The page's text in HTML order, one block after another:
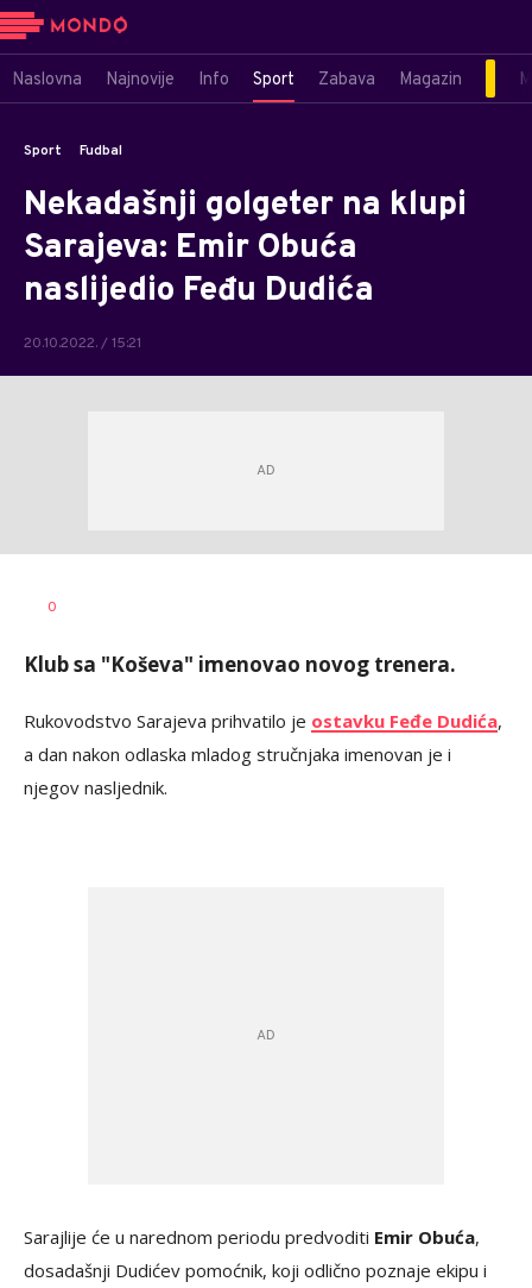
Naslovna Najnovije Info Sport Zabava Magazin
Sport Fudbal
Nekadašnji golgeter na klupi
Sarajeva: Emir Obuća
naslijedio Feđu Dudića
20.10.2022. / 15:21
AUTOR
0
Klub sa "Koševa" imenovao novog trenera.
Rukovodstvo Sarajeva prihvatilo je ostavku Feđe Dudića,
a dan nakon odlaska mladog stručnjaka imenovan je i
njegov nasljednik.
Sarajlije će u narednom periodu predvoditi Emir Obuća,
dosadašnji Dudićev pomoćnik, koji odlično poznaje ekipu i